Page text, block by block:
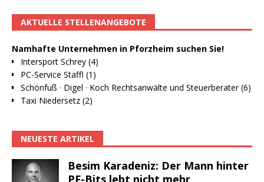
AKTUELLE STELLENANGEBOTE
Namhafte Unternehmen in Pforzheim suchen Sie!
Intersport Schrey (4)
PC-Service Staffl (1)
Schönfuß · Digel · Koch Rechtsanwälte und Steuerberater (6)
Taxi Niedersetz (2)
NEUESTE ARTIKEL
Besim Karadeniz: Der Mann hinter
PF-Bits lebt nicht mehr